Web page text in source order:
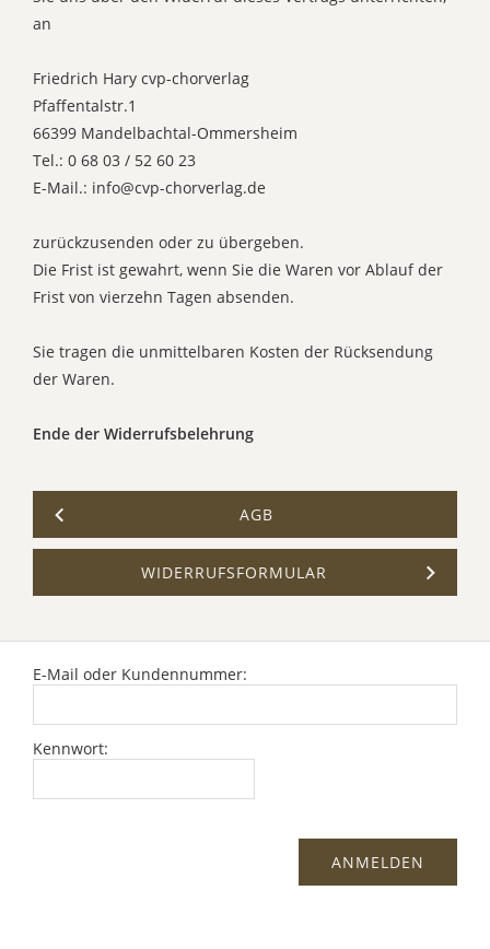
an
Friedrich Hary cvp-chorverlag
Pfaffentalstr.1
66399 Mandelbachtal-Ommersheim
Tel.: 0 68 03 / 52 60 23
E-Mail.: info@cvp-chorverlag.de
zurückzusenden oder zu übergeben.
Die Frist ist gewahrt, wenn Sie die Waren vor Ablauf der
Frist von vierzehn Tagen absenden.
Sie tragen die unmittelbaren Kosten der Rücksendung
der Waren.
Ende der Widerrufsbelehrung
AGB
WIDERRUFSFORMULAR
E-Mail oder Kundennummer:
Kennwort: